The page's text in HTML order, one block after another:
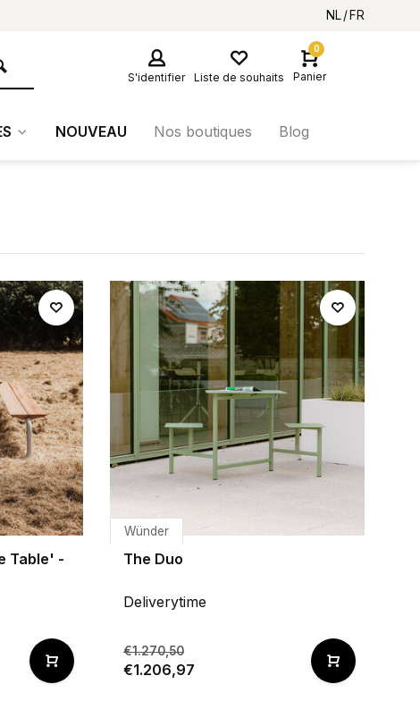
NL FR
S'identifier Liste de souhaits
0
Panier
NOUVEAU Nos boutiques Blog
Table' -
Wünder
The Duo
Deliverytime
€1.270,50
€1.206,97